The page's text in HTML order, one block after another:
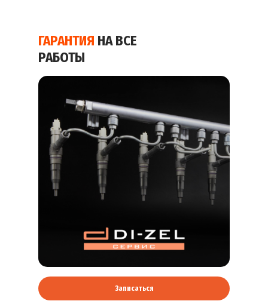
ГАРАНТИЯ НА ВСЕ
РАБОТЫ
Записаться